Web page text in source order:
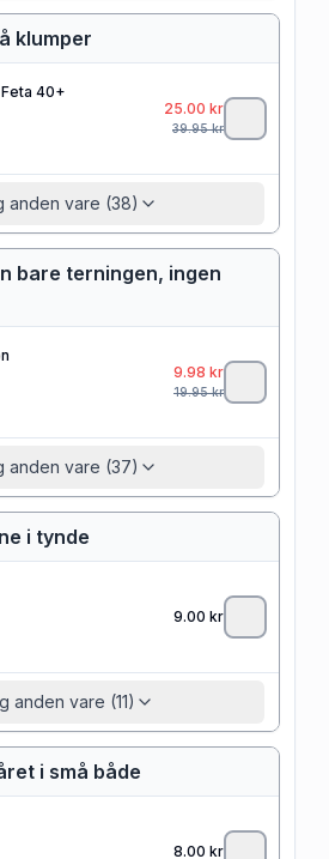
klumper
40+
25.00 kr
39.95kr
anden vare (38)
bare terningen, ingen
9.98 kr
19.95kr
anden vare (37)
i tynde
9.00 kr
anden vare (11)
i små både
8.00 kr